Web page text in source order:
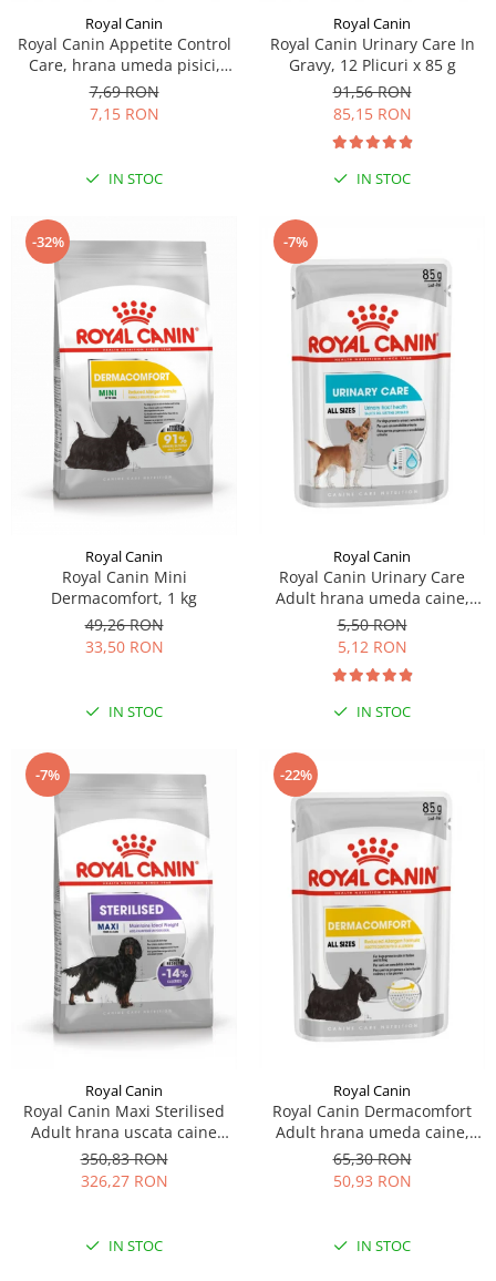
Royal Canin
Royal Canin Appetite Control
Care, hrana umeda pisici,
adult sterilizat, reglarea
apetitului, (in sos), 1 x85g
7,69 RON
7,15 RON
IN STOC
Royal Canin
Royal Canin Urinary Care In
Gravy, 12 Plicuri x 85 g
91,56 RON
85,15 RON
IN STOC
-32%
Royal Canin
Royal Canin Mini
Dermacomfort, 1 kg
49,26 RON
33,50 RON
IN STOC
-7%
Royal Canin
Royal Canin Urinary Care
Adult hrana umeda caine,
sanatatea tractului urinar
(loaf), 85 g
5,50 RON
5,12 RON
IN STOC
-7%
Royal Canin
Royal Canin Maxi Sterilised
Adult hrana uscata caine
sterilizat, 12 kg
350,83 RON
326,27 RON
IN STOC
-22%
Royal Canin
Royal Canin Dermacomfort
Adult hrana umeda caine,
prevenirea iritatiilor pielii
(Loaf), 12 x 85 g
65,30 RON
50,93 RON
IN STOC